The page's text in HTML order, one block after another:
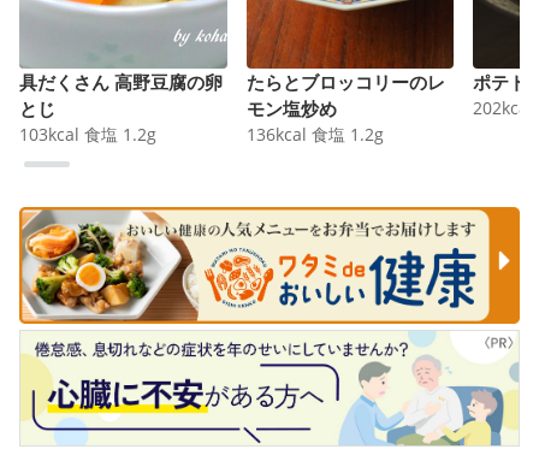
具だくさん 高野豆腐の卵
とじ
103kcal 食塩 1.2g
たらとブロッコリーのレ
モン塩炒め
136kcal 食塩 1.2g
ポテト
202kcal